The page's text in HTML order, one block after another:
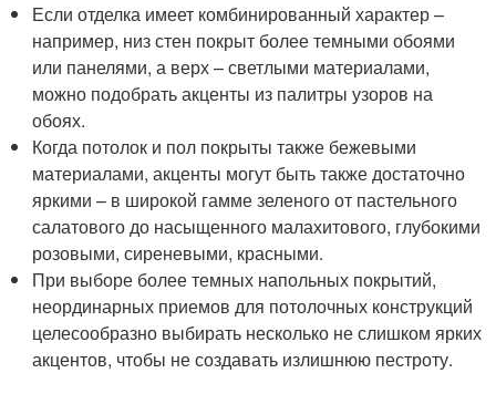
Если отделка имеет комбинированный характер –
например, низ стен покрыт более темными обоями
или панелями, а верх – светлыми материалами,
можно подобрать акценты из палитры узоров на
обоях.
Когда потолок и пол покрыты также бежевыми
материалами, акценты могут быть также достаточно
яркими – в широкой гамме зеленого от пастельного
салатового до насыщенного малахитового, глубокими
розовыми, сиреневыми, красными.
При выборе более темных напольных покрытий,
неординарных приемов для потолочных конструкций
целесообразно выбирать несколько не слишком ярких
акцентов, чтобы не создавать излишнюю пестроту.